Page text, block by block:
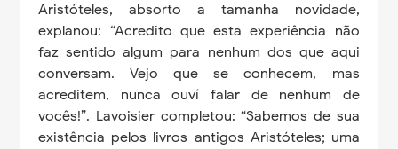
Aristóteles, absorto a tamanha novidade,
explanou: “Acredito que esta experiência não
faz sentido algum para nenhum dos que aqui
conversam. Vejo que se conhecem, mas
acreditem, nunca ouví falar de nenhum de
vocês!”. Lavoisier completou: “Sabemos de sua
existência pelos livros antigos Aristóteles; uma